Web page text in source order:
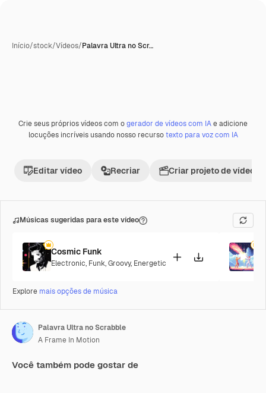
Início/stock/Vídeos/Palavra Ultra no Scr…
Premium
Crie seus próprios vídeos com ogerador de vídeos com IAe adicione
locuções incríveis usando nosso recursotexto para voz com IA
Editar vídeo Recriar Criar projeto de vídeo
Músicas sugeridas para este vídeo
Cosmic Funk
Electronic, Funk,Groovy, Energetic
Explore mais opções de música
Palavra Ultra no Scrabble
A Frame In Motion
Você também pode gostar de